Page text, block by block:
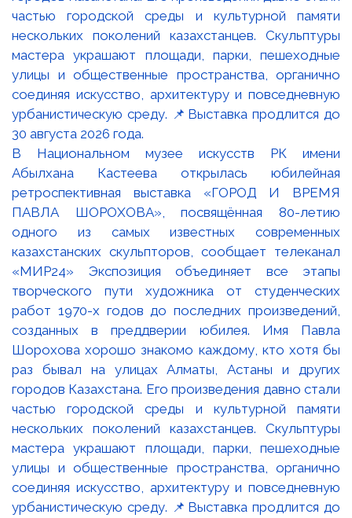
В Национальном музее искусств РК имени
Абылхана Кастеева открылась юбилейная
ретроспективная выставка «ГОРОД И ВРЕМЯ
ПАВЛА ШОРОХОВА», посвящённая 80-летию
одного из самых известных современных
казахстанских скульпторов, сообщает телеканал
«МИР24» Экспозиция объединяет все этапы
творческого пути художника от студенческих
работ 1970-х годов до последних произведений,
созданных в преддверии юбилея. Имя Павла
Шорохова хорошо знакомо каждому, кто хотя бы
раз бывал на улицах Алматы, Астаны и других
городов Казахстана. Его произведения давно стали
частью городской среды и культурной памяти
нескольких поколений казахстанцев. Скульптуры
мастера украшают площади, парки, пешеходные
улицы и общественные пространства, органично
соединяя искусство, архитектуру и повседневную
урбанистическую среду. 📌Выставка продлится до